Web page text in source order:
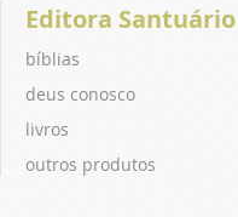
Editora Santuário
bíblias
deus conosco
livros
outros produtos